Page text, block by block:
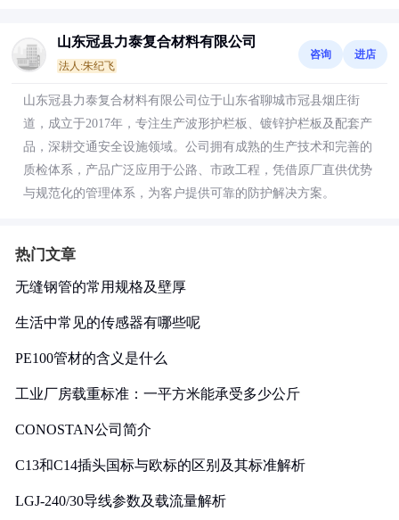
山东冠县力泰复合材料有限公司
法人:朱纪飞
咨询 进店
山东冠县力泰复合材料有限公司位于山东省聊城市冠县烟庄街
道，成立于2017年，专注生产波形护栏板、镀锌护栏板及配套产
品，深耕交通安全设施领域。公司拥有成熟的生产技术和完善的
质检体系，产品广泛应用于公路、市政工程，凭借原厂直供优势
与规范化的管理体系，为客户提供可靠的防护解决方案。
热门文章
无缝钢管的常用规格及壁厚
生活中常见的传感器有哪些呢
PE100管材的含义是什么
工业厂房载重标准：一平方米能承受多少公斤
CONOSTAN公司简介
C13和C14插头国标与欧标的区别及其标准解析
LGJ-240/30导线参数及载流量解析